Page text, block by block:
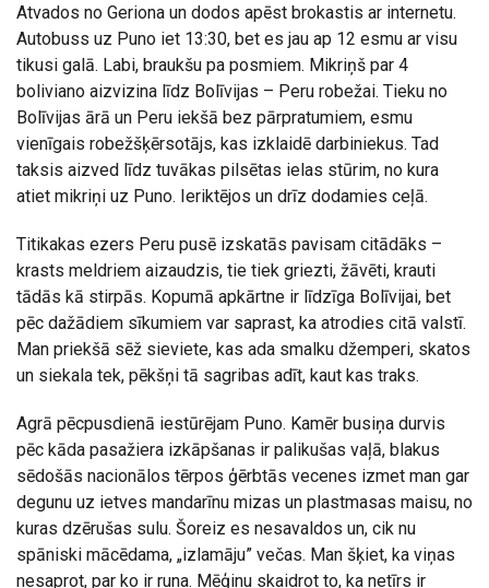
Atvados no Geriona un dodos apēst brokastis ar internetu.
Autobuss uz Puno iet 13:30, bet es jau ap 12 esmu ar visu
tikusi galā. Labi, braukšu pa posmiem. Mikriņš par 4
boliviano aizvizina līdz Bolīvijas – Peru robežai. Tieku no
Bolīvijas ārā un Peru iekšā bez pārpratumiem, esmu
vienīgais robežšķērsotājs, kas izklaidē darbiniekus. Tad
taksis aizved līdz tuvākas pilsētas ielas stūrim, no kura
atiet mikriņi uz Puno. Ieriktējos un drīz dodamies ceļā.
Titikakas ezers Peru pusē izskatās pavisam citādāks –
krasts meldriem aizaudzis, tie tiek griezti, žāvēti, krauti
tādās kā stirpās. Kopumā apkārtne ir līdzīga Bolīvijai, bet
pēc dažādiem sīkumiem var saprast, ka atrodies citā valstī.
Man priekšā sēž sieviete, kas ada smalku džemperi, skatos
un siekala tek, pēkšņi tā sagribas adīt, kaut kas traks.
Agrā pēcpusdienā iestūrējam Puno. Kamēr busiņa durvis
pēc kāda pasažiera izkāpšanas ir palikušas vaļā, blakus
sēdošās nacionālos tērpos ģērbtās vecenes izmet man gar
degunu uz ietves mandarīnu mizas un plastmasas maisu, no
kuras dzērušas sulu. Šoreiz es nesavaldos un, cik nu
spāniski mācēdama, „izlamāju” večas. Man šķiet, ka viņas
nesaprot, par ko ir runa. Mēģinu skaidrot to, ka netīrs ir